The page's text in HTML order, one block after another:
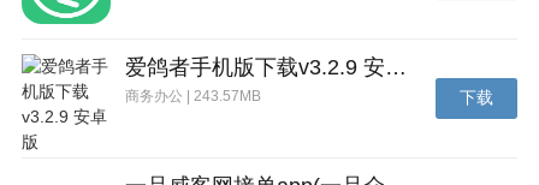
中国国航更新日志
1、优化值机流程中的座位图展示
爱鸽者手机版下载v3.2.9 安卓版
商务办公 | 243.57MB 下载